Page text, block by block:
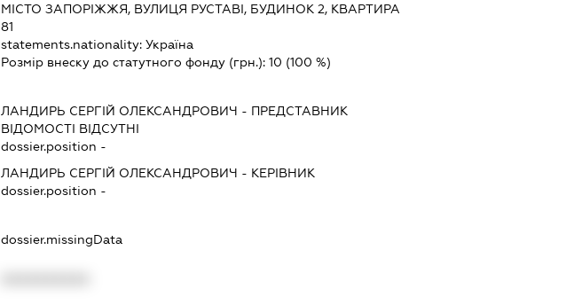
МІСТО ЗАПОРІЖЖЯ, ВУЛИЦЯ РУСТАВІ, БУДИНОК 2, КВАРТИРА
81
statements.nationality: Україна
Розмір внеску до статутного фонду (грн.): 10 (100 %)
ЛАНДИРЬ СЕРГІЙ ОЛЕКСАНДРОВИЧ - ПРЕДСТАВНИК
ВІДОМОСТІ ВІДСУТНІ
dossier.position -
ЛАНДИРЬ СЕРГІЙ ОЛЕКСАНДРОВИЧ - КЕРІВНИК
dossier.position -
dossier.missingData